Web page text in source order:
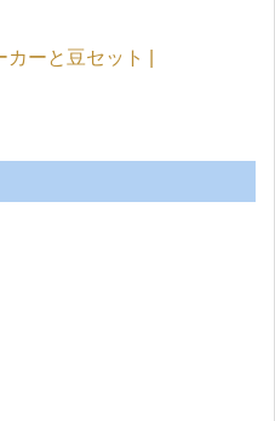
ーと豆セット |